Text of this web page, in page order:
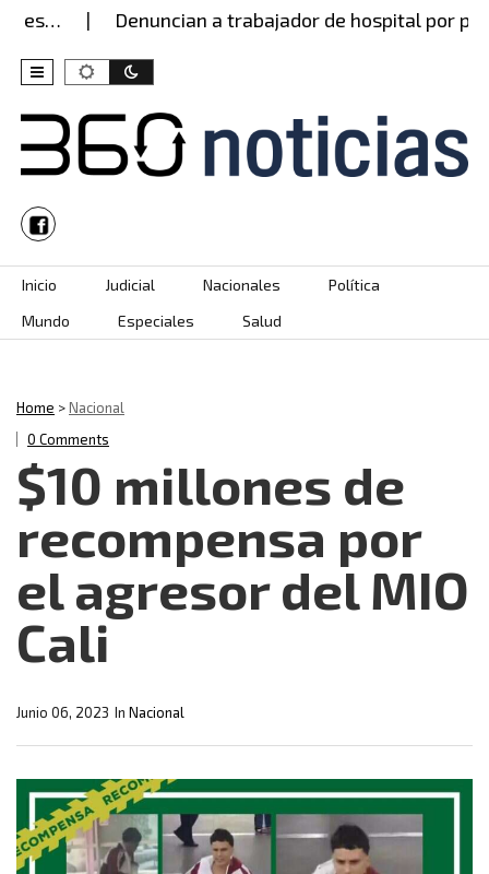
Denuncian a trabajador de hospital por
Skip to content
Inicio Judicial Nacionales
Política
Mundo
Especiales Salud
Home >Nacional
0 Comments
$10 millones de
recompensa por
el agresor del MIO
Cali
In Nacional
Junio 06, 2023